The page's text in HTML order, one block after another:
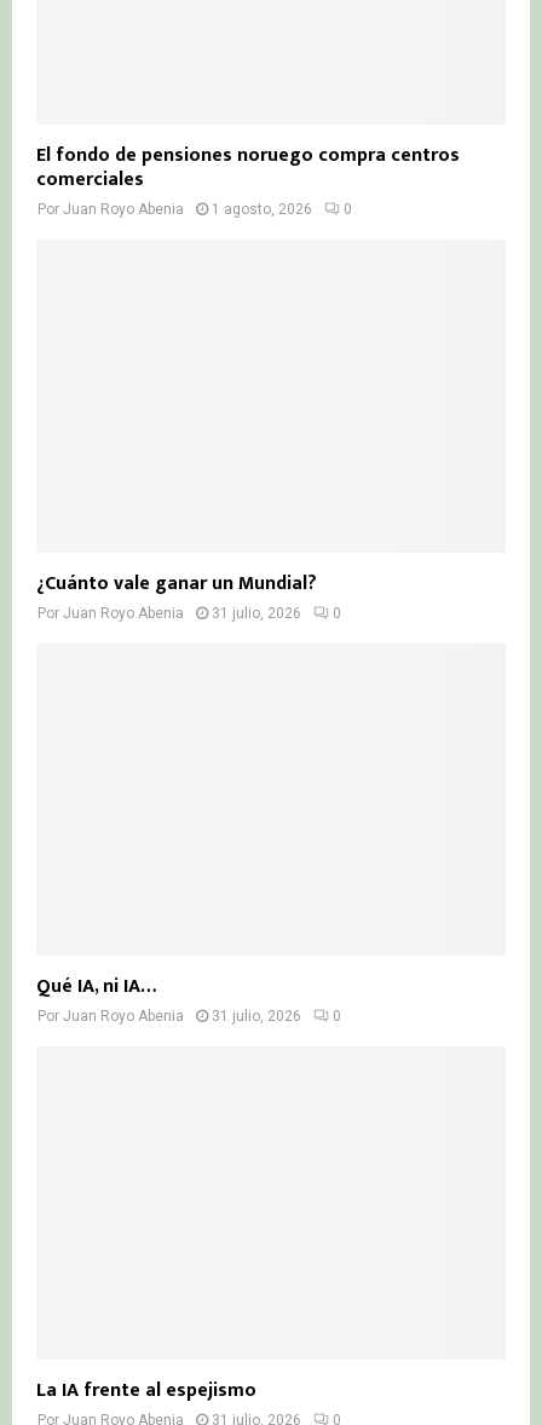
El fondo de pensiones noruego compra centros
comerciales
Por Juan Royo Abenia 1 agosto, 2026 0
¿Cuánto vale ganar un Mundial?
Por Juan Royo Abenia 31 julio, 2026 0
Qué IA, ni IA…
Por Juan Royo Abenia 31 julio, 2026 0
La IA frente al espejismo
Por Juan Royo Abenia 31 julio, 2026 0